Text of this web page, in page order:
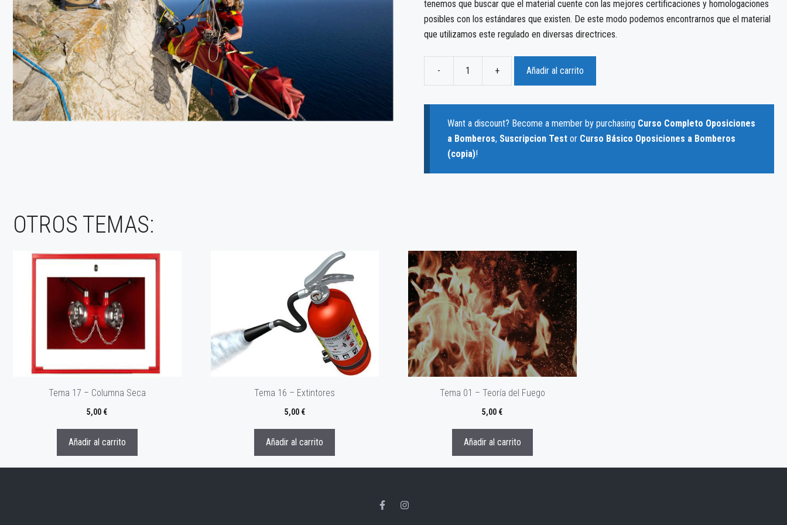
tenemos que buscar que el material cuente con las mejores certificaciones y homologaciones
posibles con los estándares que existen. De este modo podemos encontrarnos que el material
que utilizamos este regulado en diversas directrices.
-
-
Rescate
+ Añadir al carrito
Want a discount? Become a member by purchasing Curso Completo Oposiciones
a Bomberos, Suscripcion Test or Curso Básico Oposiciones a Bomberos
(copia)!
OTROS TEMAS:
Tema 17 – Columna Seca
5,00 €
Añadir al carrito
Tema 16 – Extintores
5,00 €
Añadir al carrito
Tema 01 – Teoría del Fuego
5,00 €
Añadir al carrito